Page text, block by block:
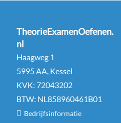
TheorieExamenOefenen.
nl
Haagweg 1
5995 AA, Kessel
KVK: 72043202
BTW: NL858960461B01
Bedrijfsinformatie